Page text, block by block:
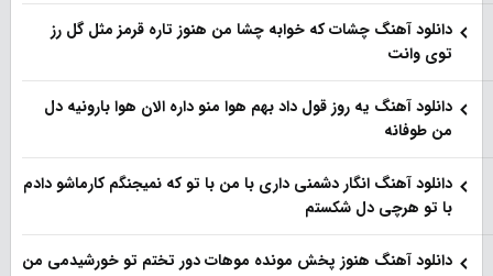
دانلود آهنگ چشات که خوابه چشا من هنوز تاره قرمز مثل گل رز
توی وانت
دانلود آهنگ یه روز قول داد بهم هوا منو داره الان هوا بارونیه دل
من طوفانه
دانلود آهنگ انگار دشمنی داری با من با تو که نمیجنگم کارماشو دادم
با تو هرچی دل شکستم
دانلود آهنگ هنوز پخش مونده موهات دور تختم تو خورشیدمی من